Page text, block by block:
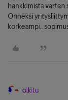
hankkimista varten
Onneksi
korkeampi..
olkitu